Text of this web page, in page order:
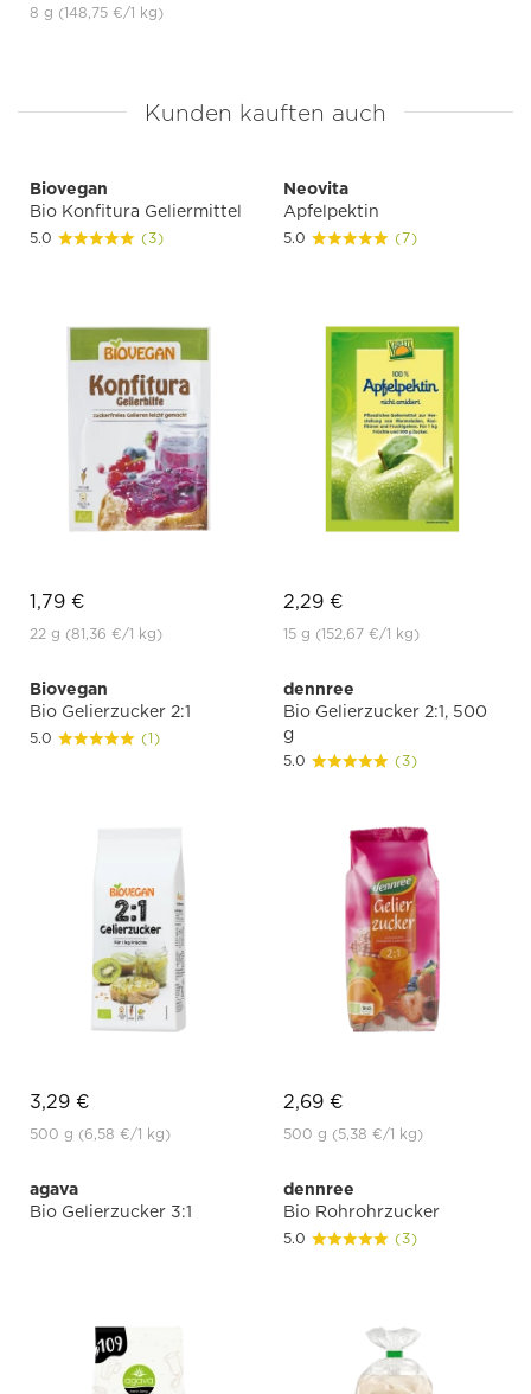
8 g (148,75 €/1 kg)
Kunden kauften auch
Biovegan
Bio Konfitura Geliermittel
5.0 (3)
1,79 €
22 g (81,36 €/1 kg)
Neovita
Apfelpektin
5.0 (7)
2,29 €
15 g (152,67 €/1 kg)
Biovegan
Bio Gelierzucker 2:1
5.0 (1)
3,29 €
500 g (6,58 €/1 kg)
dennree
Bio Gelierzucker 2:1, 500
g
5.0 (3)
2,69 €
500 g (5,38 €/1 kg)
agava
Bio Gelierzucker 3:1
dennree
Bio Rohrohrzucker
5.0 (3)